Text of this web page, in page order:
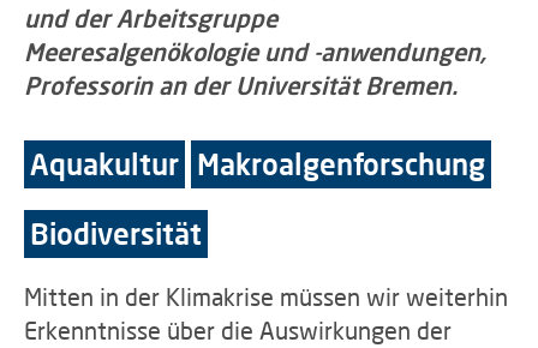
und der Arbeitsgruppe
Meeresalgenökologie und -anwendungen,
Professorin an der Universität Bremen.
Aquakultur Makroalgenforschung
Biodiversität
Mitten in der Klimakrise müssen wir weiterhin
Erkenntnisse über die Auswirkungen der